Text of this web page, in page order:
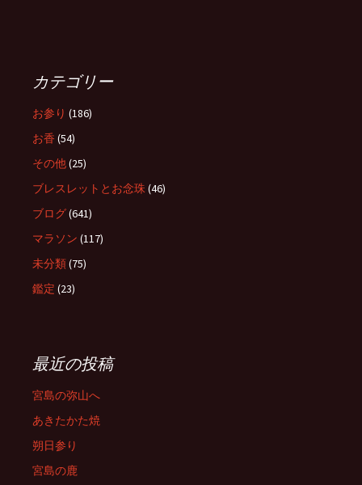
カテゴリー
お参り (186)
お香 (54)
その他(25)
ブレスレットとお念珠(46)
ブログ(641)
マラソン (117)
未分類(75)
鑑定 (23)
最近の投稿
宮島の弥山へ
あきたかた焼
朔日参り
宮島の鹿